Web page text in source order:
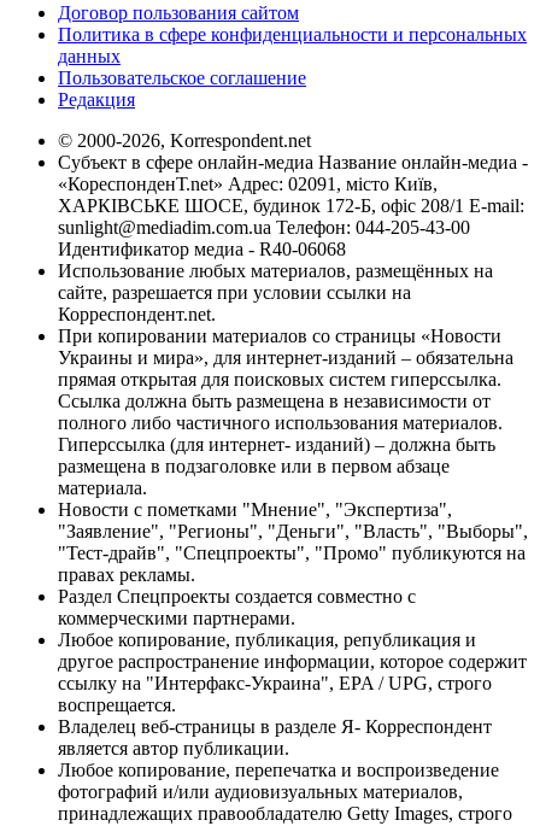
Договор пользования сайтом
Политика в сфере конфиденциальности и персональных
данных
Пользовательское соглашение
Редакция
© 2000-2026, Korrespondent.net
Субъект в сфере онлайн-медиа Название онлайн-медиа -
«КореспонденТ.net» Адрес: 02091, місто Київ,
ХАРКІВСЬКЕ ШОСЕ, будинок 172-Б, офіс 208/1 E-mail:
sunlight@mediadim.com.ua Телефон: 044-205-43-00
Идентификатор медиа - R40-06068
Использование любых материалов, размещённых на
сайте, разрешается при условии ссылки на
Корреспондент.net.
При копировании материалов со страницы «Новости
Украины и мира», для интернет-изданий – обязательна
прямая открытая для поисковых систем гиперссылка.
Ссылка должна быть размещена в независимости от
полного либо частичного использования материалов.
Гиперссылка (для интернет- изданий) – должна быть
размещена в подзаголовке или в первом абзаце
материала.
Новости с пометками "Мнение", "Экспертиза",
"Заявление", "Регионы", "Деньги", "Власть", "Выборы",
"Тест-драйв", "Спецпроекты", "Промо" публикуются на
правах рекламы.
Раздел Спецпроекты создается совместно с
коммерческими партнерами.
Любое копирование, публикация, републикация и
другое распространение информации, которое содержит
ссылку на "Интерфакс-Украина", EPA / UPG, строго
воспрещается.
Владелец веб-страницы в разделе Я- Корреспондент
является автор публикации.
Любое копирование, перепечатка и воспроизведение
фотографий и/или аудиовизуальных материалов,
принадлежащих правообладателю Getty Images, строго